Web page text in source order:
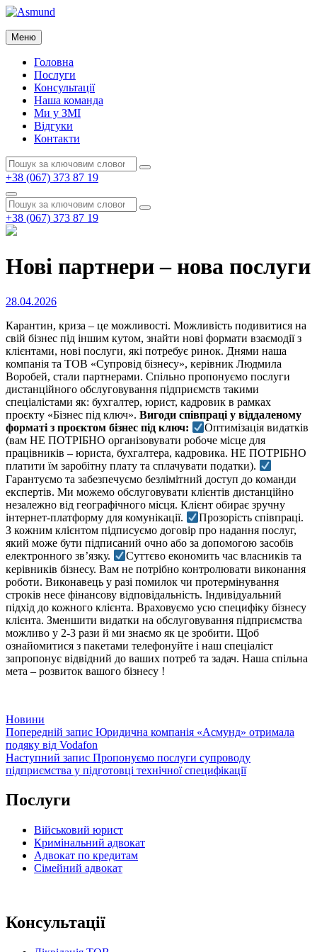
Перейти
вмісту
Asmund
Asmund
Меню
Головна
Послуги
Консультації
Наша команда
Ми у ЗМІ
Відгуки
Контакти
Пошук:
Пошук
+38 (067) 373 87 19
Пошук
Пошук:
Пошук
+38 (067) 373 87 19
Нові партнери – нова послуги
Опубліковано
28.04.2026
Карантин, криза – це можливості. Можливість подивитися на
свій бізнес під іншим кутом, знайти нові формати взаємодії з
клієнтами, нові послуги, які потребує ринок. Днями наша
компанія та ТОВ «Супровід бізнесу», керівник Людмила
Воробей, стали партнерами. Спільно пропонуємо послуги
дистанційного обслуговування підприємств такими
спеціалістами як: бухгалтер, юрист, кадровик в рамках
проєкту «Бізнес під ключ». Вигоди співпраці у віддаленому
форматі з проєктом бізнес під ключ:
Оптимізація видатків
(вам НЕ ПОТРІБНО організовувати робоче місце для
працівників – юриста, бухгалтера, кадровика. НЕ ПОТРІБНО
платити їм заробітну плату та сплачувати податки).
Гарантуємо та забезпечуємо безлімітний доступ до команди
експертів. Ми можемо обслуговувати клієнтів дистанційно
незалежно від географічного місця. Клієнт обирає зручну
інтернет-платформу для комунікації.
Прозорість співпраці.
З кожним клієнтом підписуємо договір про надання послуг,
який може бути підписаний очно або за допомогою засобів
електронного зв’язку.
Суттєво економить час власників та
керівників бізнесу. Вам не потрібно контролювати виконання
роботи. Виконавець у разі помилок чи протермінування
строків несе фінансову відповідальність. Індивідуальний
підхід до кожного клієнта. Враховуємо усю специфіку бізнесу
клієнта. Зменшити видатки на обслуговування підприємства
можливо у 2-3 рази й ми знаємо як це зробити. Щоб
ознайомитися з пакетами телефонуйте і наш спеціаліст
запропонує відвідний до ваших потреб та задач. Наша спільна
мета – розвиток вашого бізнесу !
Категорії
Новини
Навігація
записів
Попередній
запис
Попередній запис Юридична компанія «Асмунд» отримала
подяку від Vodafon
Наступний
запис
Наступний запис Пропонуємо послуги супроводу
підприємства у підготовці технічної специфікації
Послуги
Військовий юрист
Кримінальний адвокат
Адвокат по кредитам
Сімейний адвокат
Консультації